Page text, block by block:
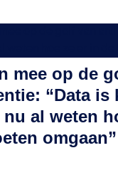
mee op de
“Data is
nu al weten
omgaan”